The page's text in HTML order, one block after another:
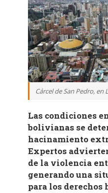
Cárcel de San Pedro, en
Las condiciones
bolivianas se
hacinamiento
Expertos
de la violencia
generando una
para los derechos